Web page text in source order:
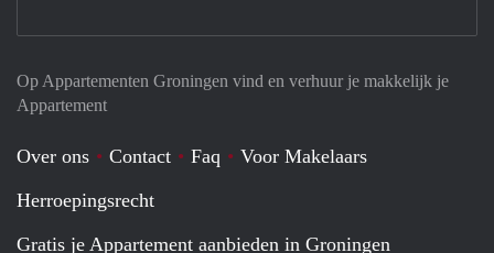
Op Appartementen Groningen vind en verhuur je makkelijk je
Appartement
Over ons Contact Faq
Voor Makelaars
Herroepingsrecht
Gratis je Appartement aanbieden in Groningen